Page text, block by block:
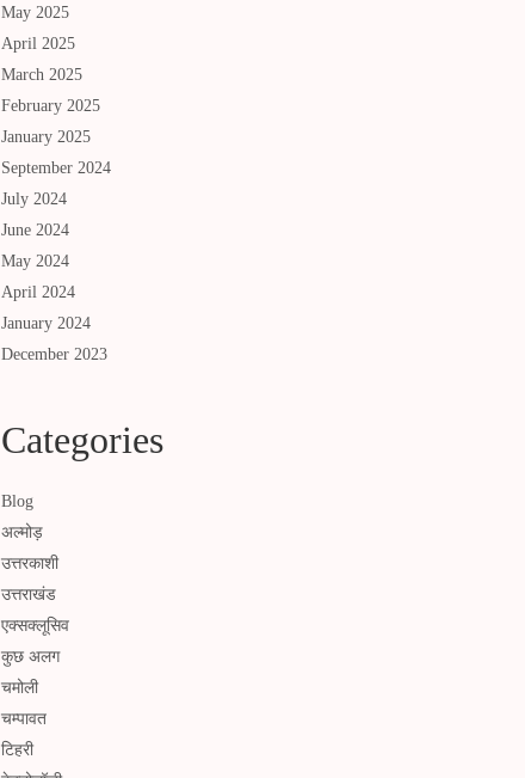
May 2025
April 2025
March 2025
February 2025
January 2025
September 2024
July 2024
June 2024
May 2024
April 2024
January 2024
December 2023
Categories
Blog
अल्मोड़
उत्तरकाशी
उत्तराखंड
एक्सक्लूसिव
कुछ अलग
चमोली
चम्पावत
टिहरी